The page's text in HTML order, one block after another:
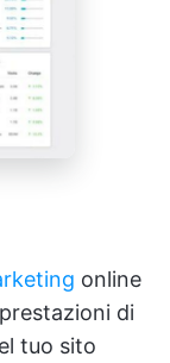
online
di
tuo sito